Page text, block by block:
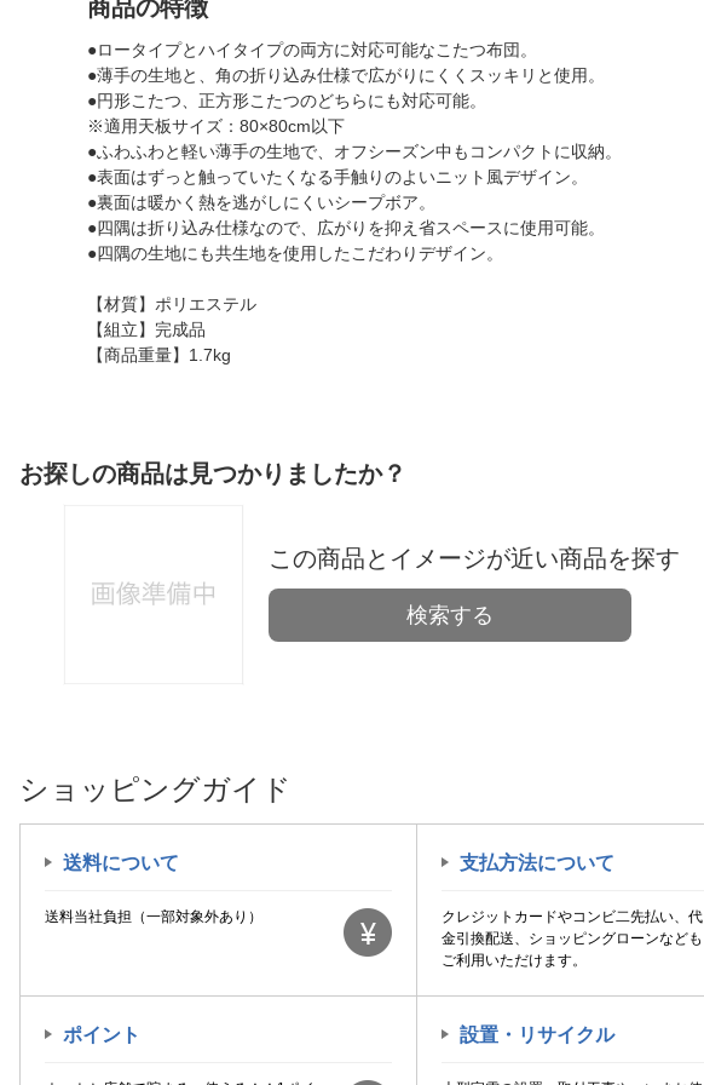
商品の特徴
●ロータイプとハイタイプの両方に対応可能なこたつ布団。
●薄手の生地と、角の折り込み仕様で広がりにくくスッキリと使用。
●円形こたつ、正方形こたつのどちらにも対応可能。
※適用天板サイズ：80×80cm以下
●ふわふわと軽い薄手の生地で、オフシーズン中もコンパクトに収納。
●表面はずっと触っていたくなる手触りのよいニット風デザイン。
●裏面は暖かく熱を逃がしにくいシープボア。
●四隅は折り込み仕様なので、広がりを抑え省スペースに使用可能。
●四隅の生地にも共生地を使用したこだわりデザイン。
【材質】ポリエステル
【組立】完成品
【商品重量】1.7kg
お探しの商品は見つかりましたか？
この商品とイメージが近い商品を探す
検索する
ショッピングガイド
送料について
送料当社負担（一部対象外あり）
支払方法について
クレジットカードやコンビ二先払い、代
金引換配送、ショッピングローンなども
ご利用いただけます。
ポイント 設置・リサイクル